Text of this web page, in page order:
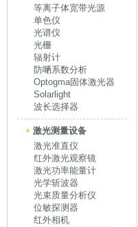
等离子体宽带光源
单色仪
光谱仪
光栅
辐射计
防嗮系数分析
Optogma固体激光器
Solarlight
波长选择器
激光测量设备
激光准直仪
红外激光观察镜
激光功率能量计
光学斩波器
光束质量分析仪
位敏探测器
红外相机